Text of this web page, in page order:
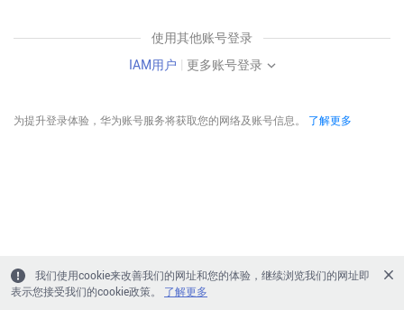
使用其他账号登录
IAM用户 | 更多账号登录
为提升登录体验，华为账号服务将获取您的网络及账号信息。 了解更多
我们使用cookie来改善我们的网址和您的体验，继续浏览我们的网址即
表示您接受我们的cookie政策。
了解更多